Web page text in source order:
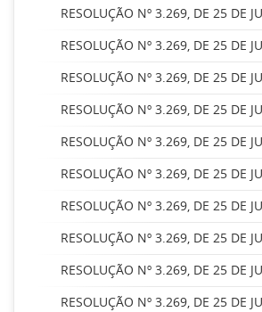
RESOLUÇÃO Nº 3.269, DE 25 DE
RESOLUÇÃO Nº 3.269, DE 25 DE
RESOLUÇÃO Nº 3.269, DE 25 DE
RESOLUÇÃO Nº 3.269, DE 25 DE
RESOLUÇÃO Nº 3.269, DE 25 DE
RESOLUÇÃO Nº 3.269, DE 25 DE
RESOLUÇÃO Nº 3.269, DE 25 DE
RESOLUÇÃO Nº 3.269, DE 25 DE
RESOLUÇÃO Nº 3.269, DE 25 DE
RESOLUÇÃO Nº 3.269, DE 25 DE